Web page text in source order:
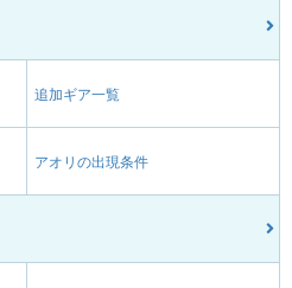
追加ギア一覧
アオリの出現条件